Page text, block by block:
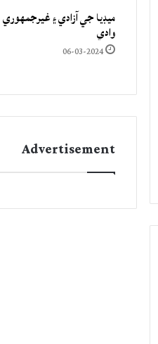
ميڊيا جي آزادي ۽ غيرجمھوري
وادي
06-03-2024
Advertisement